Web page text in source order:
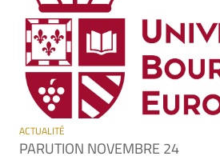
ACTUALITÉ
PARUTION NOVEMBRE 24